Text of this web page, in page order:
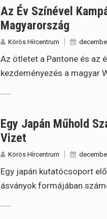
Az Év Színével
Magyarország
Körös Hírcentrum
Az ötletet a Pantone és az
kezdeményezés a magyar
Egy Japán Műhold
Vizet
Körös Hírcentrum
Egy japán kutatócsoport
ásványok formájában